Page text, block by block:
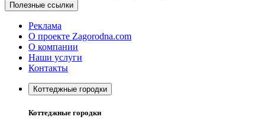
Полезные ссылки
Реклама
О проекте Zagorodna.com
О компании
Наши услуги
Контакты
Коттеджные городки
Коттеджные городки